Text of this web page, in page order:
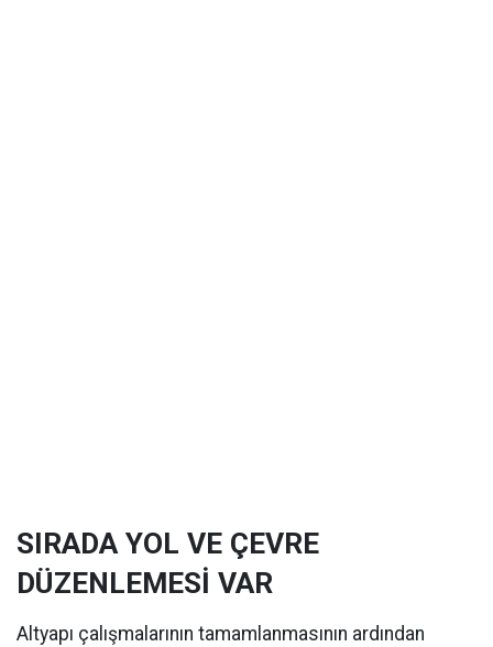
SIRADA YOL VE ÇEVRE
DÜZENLEMESİ VAR
Altyapı çalışmalarının tamamlanmasının ardından